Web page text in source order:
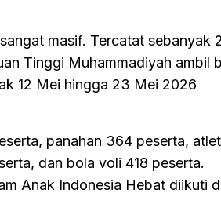
masif. Tercatat sebanyak
Tinggi Muhammadiyah ambil
12 Mei hingga 23 Mei 2026
panahan 364 peserta,
dan bola voli 418 peserta.
Anak Indonesia Hebat diikuti